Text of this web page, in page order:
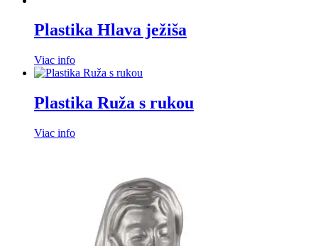
Plastika Hlava ježiša
Viac info
Plastika Ruža s rukou
Viac info